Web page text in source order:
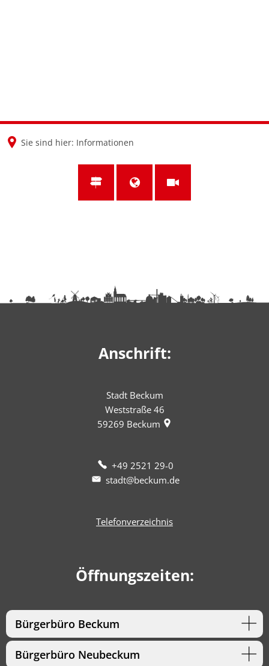
Sie sind hier: Informationen
Anschrift:
Stadt Beckum
Weststraße 46
59269 Beckum
+49 2521 29-0
stadt@beckum.de
Telefonverzeichnis
Öffnungszeiten:
Bürgerbüro Beckum
Bürgerbüro Neubeckum